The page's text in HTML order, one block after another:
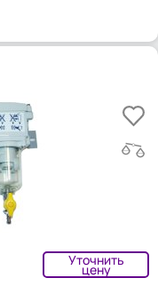
Уточнить
цену